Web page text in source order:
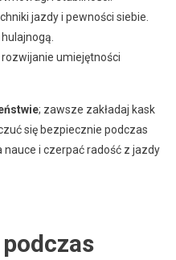
jazdy i pewności siebie.
rozwijanie umiejętności
; zawsze zakładaj kask
się bezpiecznie podczas
nauce i czerpać radość z jazdy